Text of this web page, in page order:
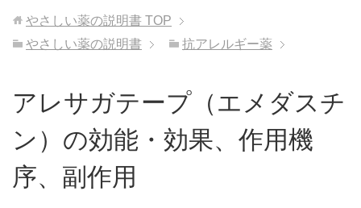
やさしい薬の説明書 TOP
やさしい薬の説明書
抗アレルギー薬
アレサガテープ（エメダスチ
ン）の効能・効果、作用機
序、副作用